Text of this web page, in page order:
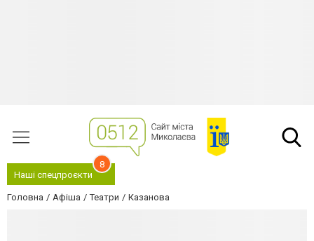
Наші спецпроєкти
8
Головна Афіша Театри Казанова